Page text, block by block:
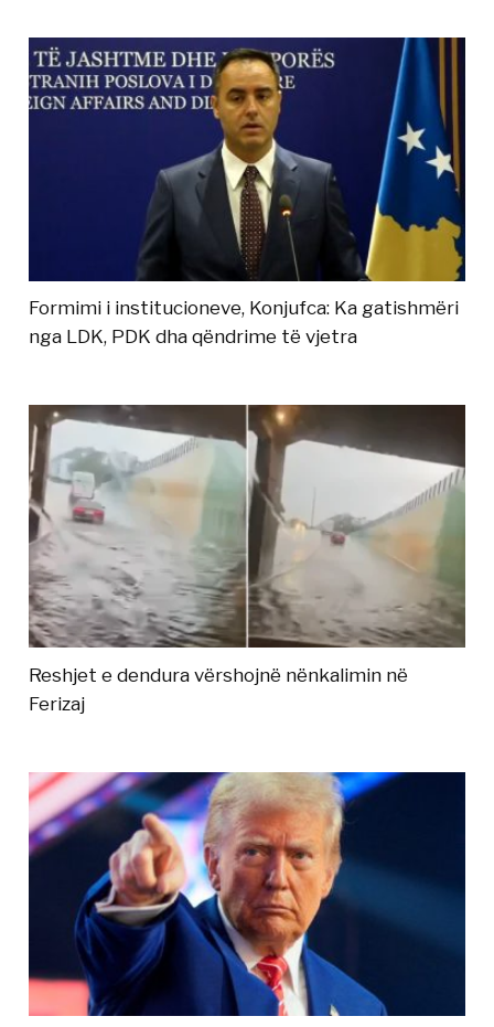
Formimi i institucioneve, Konjufca: Ka gatishmëri
nga LDK, PDK dha qëndrime të vjetra
Reshjet e dendura vërshojnë nënkalimin në
Ferizaj